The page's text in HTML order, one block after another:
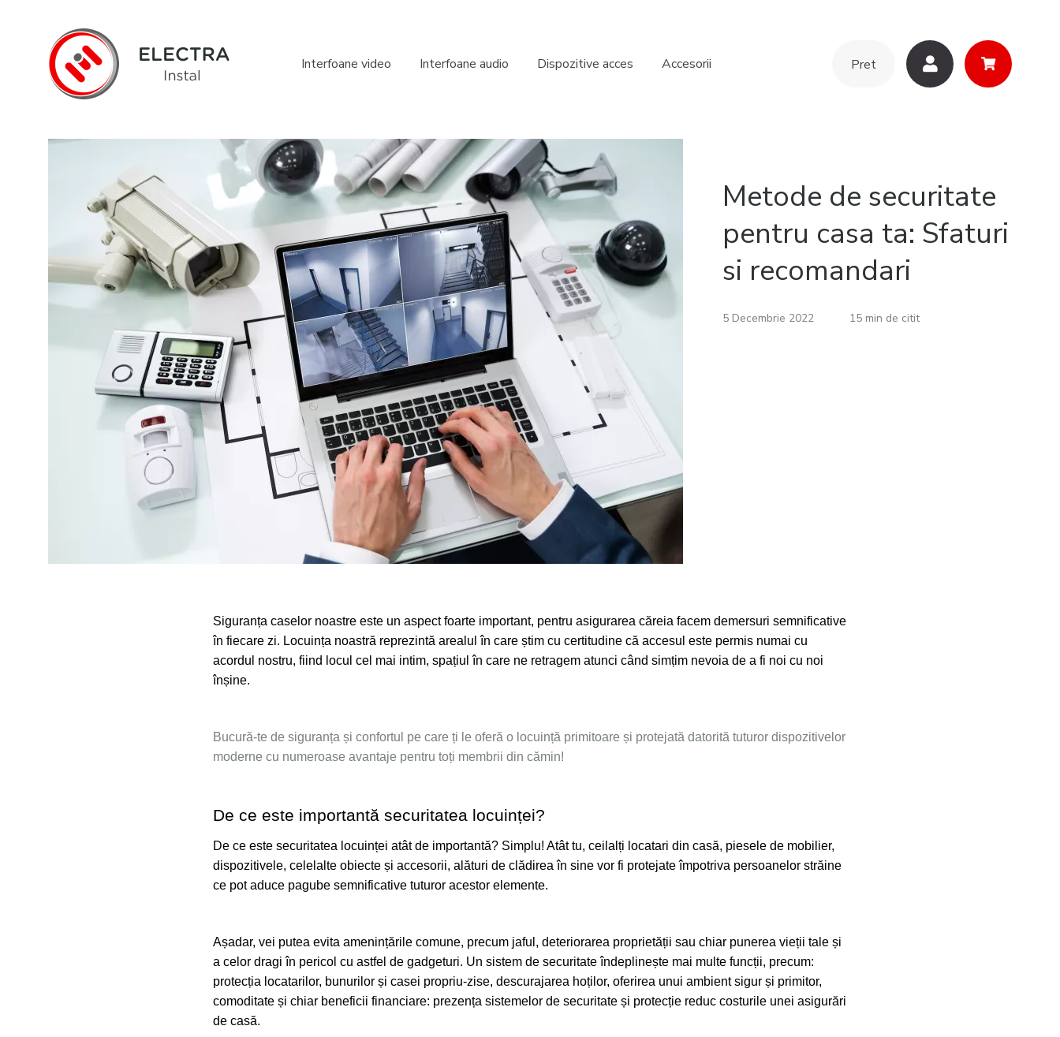
Interfoane video Interfoane audio Dispozitive acces Accesorii Pret
Metode de securitate
pentru casa ta: Sfaturi
si recomandari
5 Decembrie 2022 15 min de citit
Siguranța caselor noastre este un aspect foarte important, pentru asigurarea căreia facem demersuri semnificative
în fiecare zi. Locuința noastră reprezintă arealul în care știm cu certitudine că accesul este permis numai cu
acordul nostru, fiind locul cel mai intim, spațiul în care ne retragem atunci când simțim nevoia de a fi noi cu noi
înșine.
Bucură-te de siguranța și confortul pe care ți le oferă o locuință primitoare și protejată datorită tuturor dispozitivelor
moderne cu numeroase avantaje pentru toți membrii din cămin!
De ce este importantă securitatea locuinței?
De ce este securitatea locuinței atât de importantă? Simplu! Atât tu, ceilalți locatari din casă, piesele de mobilier,
dispozitivele, celelalte obiecte și accesorii, alături de clădirea în sine vor fi protejate împotriva persoanelor străine
ce pot aduce pagube semnificative tuturor acestor elemente.
Așadar, vei putea evita amenințările comune, precum jaful, deteriorarea proprietății sau chiar punerea vieții tale și
a celor dragi în pericol cu astfel de gadgeturi. Un sistem de securitate îndeplinește mai multe funcții, precum:
protecția locatarilor, bunurilor și casei propriu-zise, descurajarea hoților, oferirea unui ambient sigur și primitor,
comoditate și chiar beneficii financiare: prezența sistemelor de securitate și protecție reduc costurile unei asigurări
de casă.